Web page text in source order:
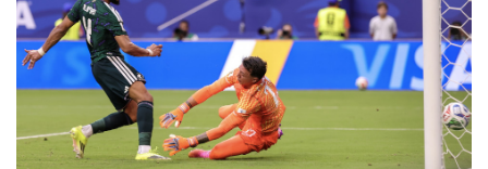
Vinicius rinnova con il Real Madrid fino al 2032
Dal granchio blu chitina di alta qualità e più sostenibile
La scultura anti-Trump contro la guerra in Iran in tour negli Usa
La scultura anti-Trump contro la guerra in Iran in tour negli Usa